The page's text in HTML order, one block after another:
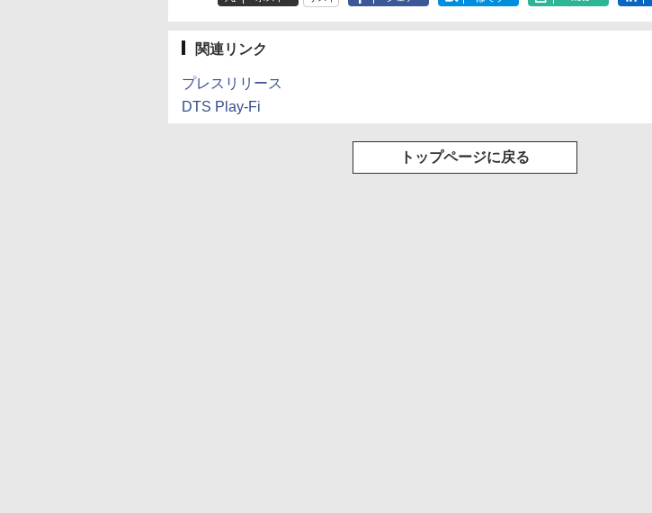
関連リンク
プレスリリース
DTS Play-Fi
トップページに戻る